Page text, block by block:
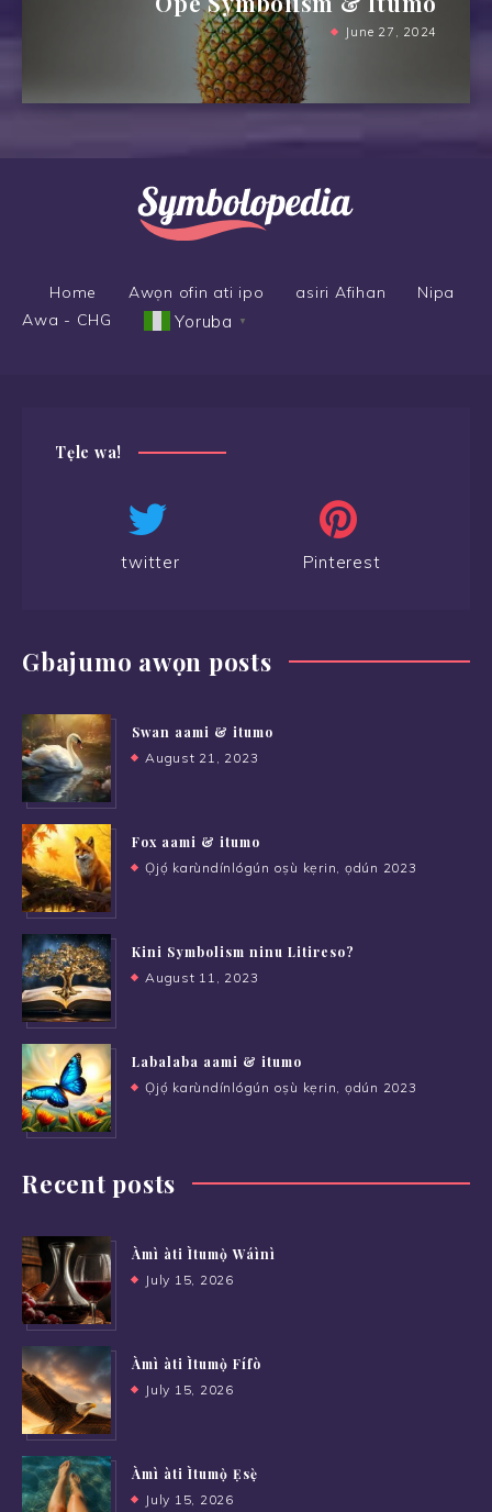
June 27, 2024
Home Awọn ofin ati ipo asiri Afihan
Nipa
Awa - CHG
Yoruba ▼
Tẹle wa!
twitter Pinterest
Gbajumo awọn posts
Swan aami & itumo
August 21, 2023
Fox aami & itumo
Ọjọ́ karùndínlógún oṣù kẹrin, ọdún 2023
Kini Symbolism ninu Litireso?
August 11, 2023
Labalaba aami & itumo
Ọjọ́ karùndínlógún oṣù kẹrin, ọdún 2023
Recent posts
Àmì àti Ìtumọ̀ Wáìnì
July 15, 2026
Àmì àti Ìtumọ̀ Fífò
July 15, 2026
Àmì àti Ìtumọ̀ Ẹsẹ̀
July 15, 2026